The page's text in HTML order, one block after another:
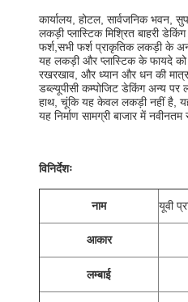
कार्यालय, होटल, सार्वजनिक भवन,
लकड़ी प्लास्टिक मिश्रित बाहरी
फर्श,सभी फर्श प्राकृतिक लकड़ी के
यह लकड़ी और प्लास्टिक के फायदे
रखरखाव, और ध्यान और धन की
डब्ल्यूपीसी कम्पोजिट डेकिंग अन्य पर
हाथ, चूंकि यह केवल लकड़ी नहीं है,
यह निर्माण सामग्री बाजार में
विनिर्देशः
नाम यूवी
आकार
लम्बाई